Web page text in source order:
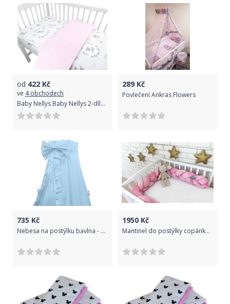
od 422 Kč
ve 4 obchodech
Baby Nellys Baby Nellys 2-dílné bavlněné povlečení, Koloušek - růžový, 135 x 100
289 Kč
Povlečení Ankras Flowers
735 Kč
Nebesa na postýlku bavlna - MAŠLE modrá - BabyNellys
1950 Kč
Mantinel do postýlky copánkový - VELVET růžový - 170cm